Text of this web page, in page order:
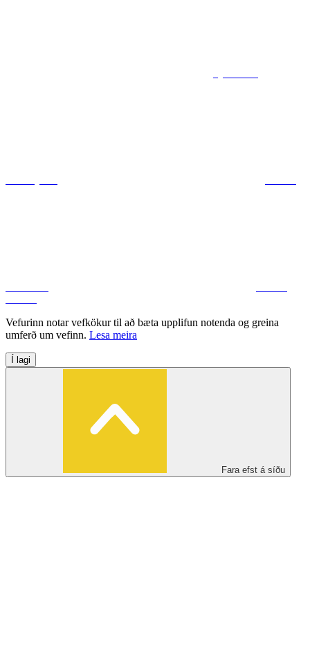
Vefurinn notar vefkökur til að bæta upplifun notenda og greina
umferð um vefinn. Lesa meira
Í lagi
Fara efst á síðu